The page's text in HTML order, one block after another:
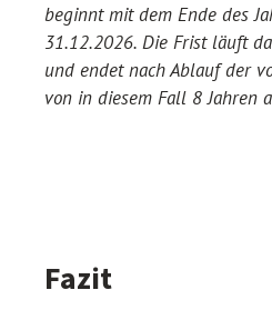
beginnt mit dem Ende des
31.12.2026. Die Frist läuft
und endet nach Ablauf der
von in diesem Fall 8 Jahren
Fazit